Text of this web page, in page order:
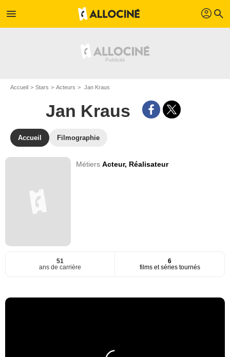
menu profil search
Accueil Stars Acteurs Jan Kraus
Jan Kraus
Accueil Filmographie
MétiersActeur, Réalisateur
51
ans de carrière
6
films et séries tournés